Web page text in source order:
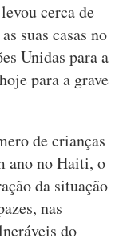
cerca de
suas casas no
Unidas para a
para a grave
de crianças
ano no Haiti, o
da situação
nas
do